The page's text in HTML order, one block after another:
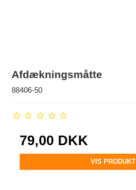
Afdækningsmåtte
88406-50
79,00 DKK
VIS PRODUKT